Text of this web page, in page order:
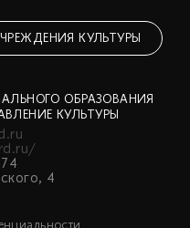
КУЛЬТУРЫ
ОБРАЗОВАНИЯ
КУЛЬТУРЫ
4